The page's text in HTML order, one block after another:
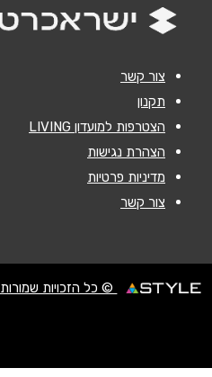
נושא*
הודעה
צור קשר
תקנון
הצטרפות למועדון LIVING
הצהרת נגישות
מדיניות פרטיות
צור קשר
© כל הזכויות שמורות STYLE ניהול מועדוני לקוחות